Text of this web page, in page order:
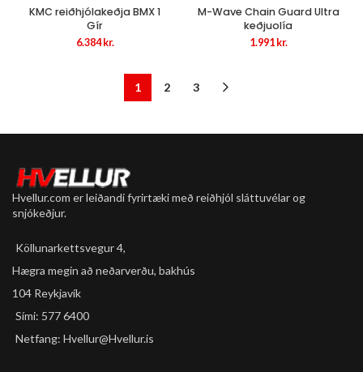
KMC reiðhjólakeðja BMX 1
Gír
6.384kr.
M-Wave Chain Guard Ultra
keðjuolía
1.991 kr.
1 2 3
Hvellur.com er leiðandi fyrirtæki með reiðhjól sláttuvélar og
snjókeðjur.
Köllunarkettsvegur 4,
Hægra megin að neðarverðu, bakhús
104 Reykjavík
Sími: 577 6400
Netfang: Hvellur@Hvellur.is